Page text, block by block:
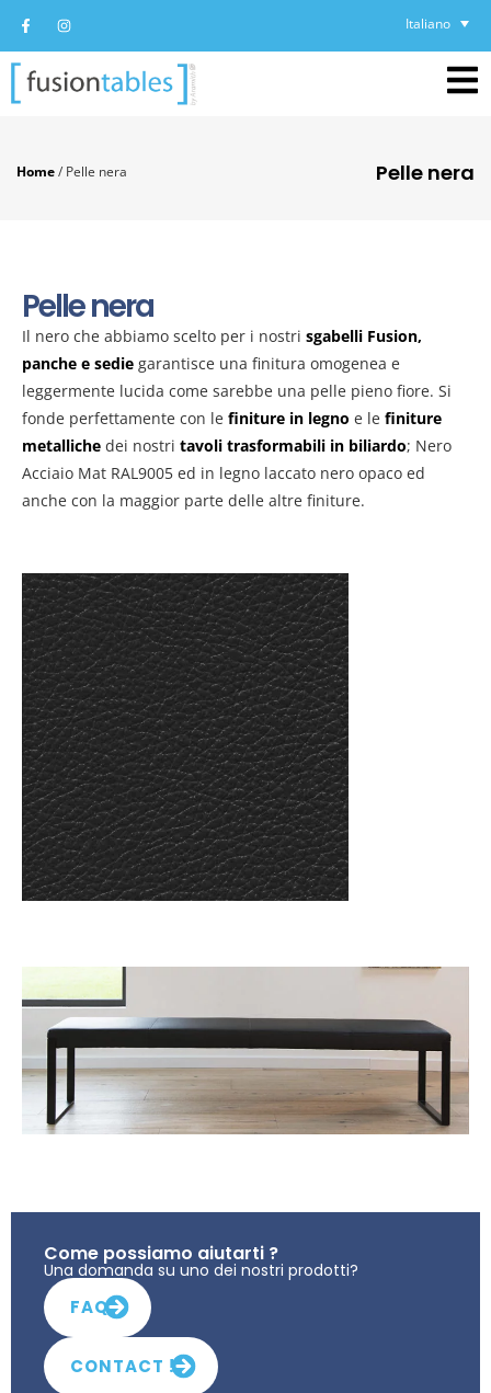
Italiano
Home/ Pelle nera Pelle nera
Pelle nera
Il nero che abbiamo scelto per i nostri sgabelli Fusion,
panche e sedie garantisce una finitura omogenea e
leggermente lucida come sarebbe una pelle pieno fiore. Si
fonde perfettamente con le finiture in legno e le finiture
metalliche dei nostri tavoli trasformabili in biliardo; Nero
Acciaio Mat RAL9005 ed in legno laccato nero opaco ed
anche con la maggior parte delle altre finiture.
Come possiamo aiutarti ?
Una domanda su uno dei nostri prodotti?
FAQ
CONTACT !